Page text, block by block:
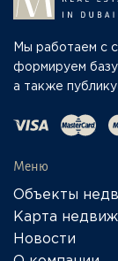
Мы работаем с
формируем
а также
Меню
Объекты
Карта
Новости